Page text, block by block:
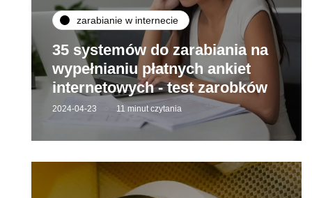
zarabianie w internecie
35 systemów do zarabiania na
wypełnianiu płatnych ankiet
internetowych - test zarobków
2024-04-23 11 minut czytania